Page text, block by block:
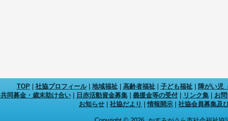
TOP| 社協プロフィール| 地域福祉| 高齢者福祉| 子ども福祉| 障がい児
共同募金・歳末助け合い| 日赤活動資金募集| 義援金等の受付| リンク集| お
お知らせ
社協だより |情報開示 社協会員募集及